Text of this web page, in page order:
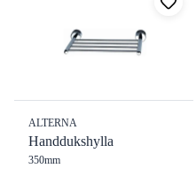
ALTERNA
Handdukshylla
350mm